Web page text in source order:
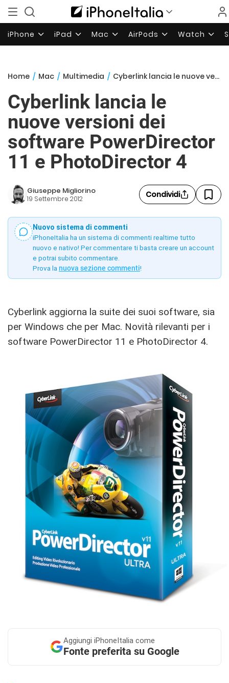
iPhone iPad Mac AirPods Watch
Home / Mac / Multimedia / Cyberlink lancia le nuove versioni dei software PowerDirector 11 e PhotoDirector 4
Cyberlink lancia le
nuove versioni dei
software PowerDirector
11 e PhotoDirector 4
Giuseppe Migliorino
19 Settembre 2012 Condividi
Nuovo sistema di commenti
iPhoneItalia ha un sistema di commenti realtime tutto
nuovo e nativo! Per commentare ti basta creare un account
e potrai subito commentare.
Prova la nuova sezione commenti!
Cyberlink aggiorna la suite dei suoi software, sia
per Windows che per Mac. Novità rilevanti per i
software PowerDirector 11 e PhotoDirector 4.
Aggiungi iPhoneItalia come
Fonte preferita su Google